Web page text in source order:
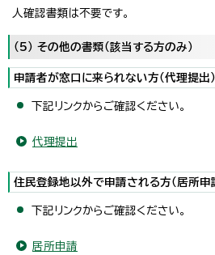
人確認書類は不要です。
（5） その他の書類（該当する方のみ）
申請者が窓口に来られない方（代理提出）
下記リンクからご確認ください。
代理提出
住民登録地以外で申請される方（居所申
下記リンクからご確認ください。
居所申請